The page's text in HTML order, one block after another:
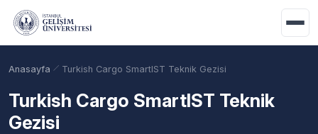
Ana içeriğe geç
Anasayfa Turkish Cargo SmartIST Teknik Gezisi
Turkish Cargo SmartIST Teknik
Gezisi